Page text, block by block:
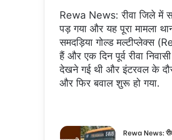
Rewa News: रीवा जिले में
पड़ गया और यह पूरा मामला
समदड़िया गोल्ड मल्टीप्लेक्स
हैं और एक दिन पूर्व रीवा
देखने गई थी और इंटरवल के
और फिर बवाल शुरू हो गया.
Rewa News: